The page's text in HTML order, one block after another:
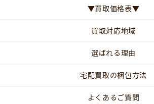
▼買取価格表▼
買取対応地域
選ばれる理由
宅配買取の梱包方法
よくあるご質問